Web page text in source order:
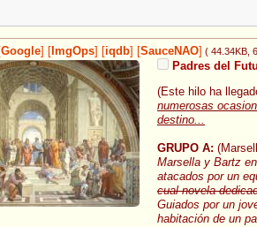
Google ImgOps iqdb SauceNAO ( 44.34KB ,
Padres del
(Este hilo ha
numerosas
destino...
GRUPO A:
Marsella y Bartz
atacados por un
cual novela
Guiados por un
habitación de un